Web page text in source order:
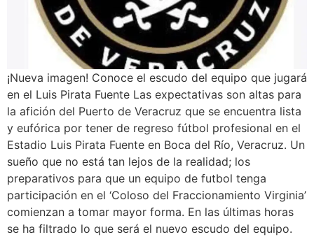
¡Nueva imagen! Conoce el escudo del equipo que jugará
en el Luis Pirata Fuente Las expectativas son altas para
la afición del Puerto de Veracruz que se encuentra lista
y eufórica por tener de regreso fútbol profesional en el
Estadio Luis Pirata Fuente en Boca del Río, Veracruz. Un
sueño que no está tan lejos de la realidad; los
preparativos para que un equipo de futbol tenga
participación en el ‘Coloso del Fraccionamiento Virginia’
comienzan a tomar mayor forma. En las últimas horas
se ha filtrado lo que será el nuevo escudo del equipo.